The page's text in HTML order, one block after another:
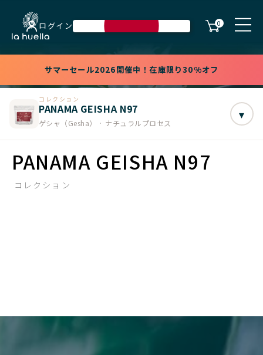
ログイン 0
サマーセール2026開催中！在庫限り30%オフ
コレクション
PANAMA GEISHA N97
ゲシャ（Gesha） · ナチュラルプロセス
▾
PANAMA GEISHA N97
コレクション